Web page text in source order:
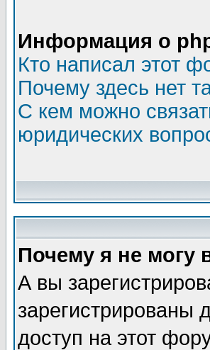
Информация о
Кто написал этот
Почему здесь нет
С кем можно
юридических
Почему я не могу
А вы
зарегистрированы
доступ на этот